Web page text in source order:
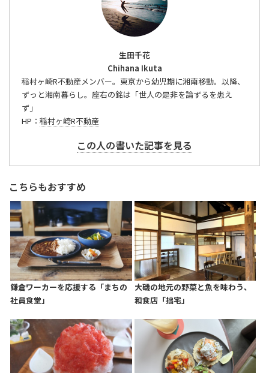
生田千花
Chihana Ikuta
稲村ヶ崎R不動産メンバー。東京から幼児期に湘南移動。以降、
ずっと湘南暮らし。座右の銘は「世人の是非を論ずるを患え
ず」
HP： 稲村ヶ崎R不動産
この人の書いた記事を見る
こちらもおすすめ
鎌倉ワーカーを応援する「まちの
社員食堂」
大磯の地元の野菜と魚を味わう、
和食店「拙宅」